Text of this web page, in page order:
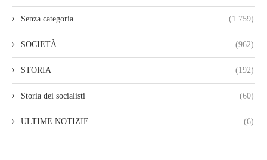
Senza categoria (1.759)
SOCIETÀ (962)
STORIA (192)
Storia dei socialisti (60)
ULTIME NOTIZIE (6)